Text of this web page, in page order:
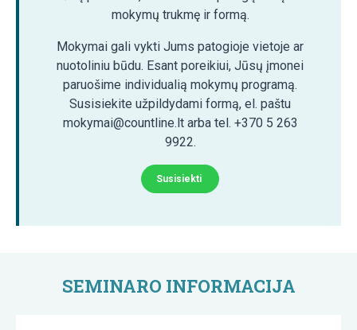
mokymų trukmę ir formą.
Mokymai gali vykti Jums patogioje vietoje ar
nuotoliniu būdu. Esant poreikiui, Jūsų įmonei
paruošime individualią mokymų programą.
Susisiekite užpildydami formą, el. paštu
mokymai@countline.lt arba tel. +370 5 263
9922.
Susisiekti
SEMINARO INFORMACIJA